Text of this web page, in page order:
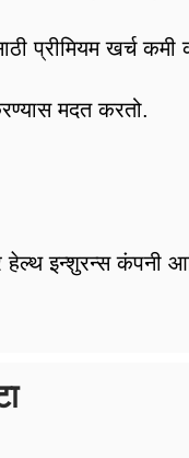
प्रीमियम खर्च
मदत करतो.
इन्शुरन्स कंपनी